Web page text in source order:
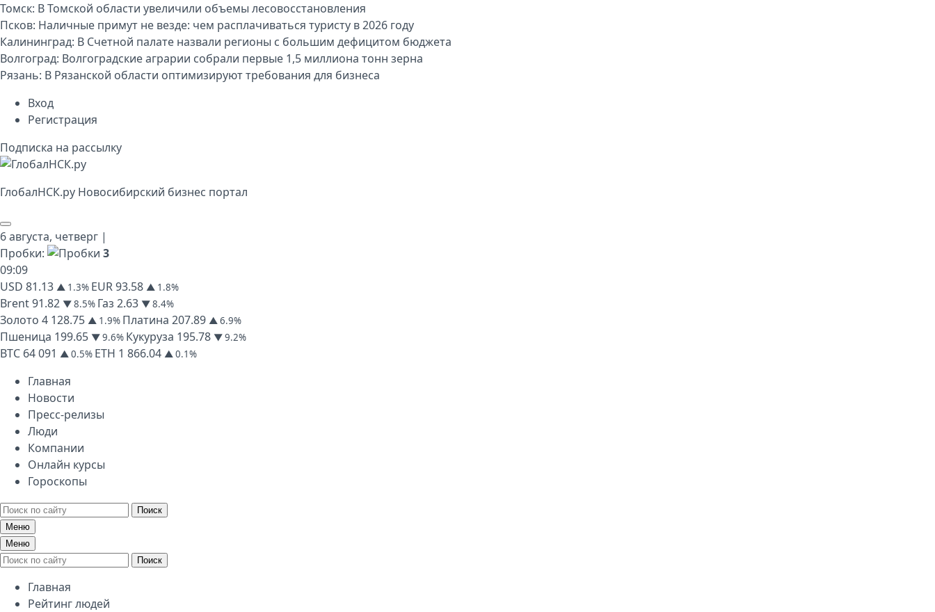
Томск: В Томской области увеличили объемы лесовосстановления
Псков: Наличные примут не везде: чем расплачиваться туристу в 2026 году
Калининград: В Счетной палате назвали регионы с большим дефицитом бюджета
Волгоград: Волгоградские аграрии собрали первые 1,5 миллиона тонн зерна
Рязань: В Рязанской области оптимизируют требования для бизнеса
Вход
Регистрация
Подписка на рассылку
ГлобалНСК.py Новосибирский бизнес портал
6 августа, четверг |
Пробки:
3
09:09
USD 81.13 ▲ 1.3% EUR93.58 ▲ 1.8%
Brent91.82 ▼ 8.5% Газ 2.63 ▼ 8.4%
Золото 4 128.75 ▲ 1.9% Платина 207.89 ▲ 6.9%
Пшеница 199.65 ▼ 9.6% Кукуруза 195.78 ▼ 9.2%
BTC 64 091 ▲ 0.5% ETH 1 866.04 ▲ 0.1%
Главная
Новости
Пресс-релизы
Люди
Компании
Онлайн курсы
Гороскопы
Поиск
Меню
Меню
Поиск
Главная
Рейтинг людей